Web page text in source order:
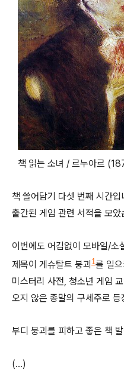
책 읽는 소녀 / 르누아르
책 쓸어담기 다섯 번째 시간입
출간된 게임 관련 서적을 모았
이번에도 어김없이 모바일/소
제목이 게슈탈트 붕괴 1를 일
미스터리 사전, 청소년 게임
오지 않은 종말의 구세주로 등
부디 붕괴를 피하고 좋은 책
(...)